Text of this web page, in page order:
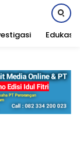
Edukasi